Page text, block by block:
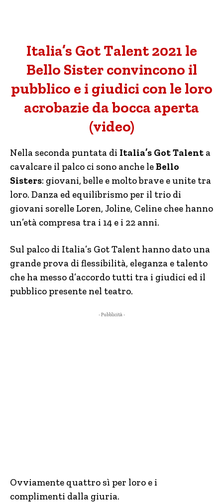
Italia’s Got Talent 2021 le
Bello Sister convincono il
pubblico e i giudici con le loro
acrobazie da bocca aperta
(video)
Nella seconda puntata di Italia’s Got Talent a
cavalcare il palco ci sono anche leBello
Sisters: giovani, belle e molto brave e unite tra
loro. Danza ed equilibrismo per il trio di
giovani sorelle Loren, Joline, Celine chee hanno
un’età compresa tra i 14 e i 22 anni.
Sul palco di Italia’s Got Talent hanno dato una
grande prova di flessibilità, eleganza e talento
che ha messo d’accordo tutti tra i giudici ed il
pubblico presente nel teatro.
- Pubblicità -
Ovviamente quattro sì per loro e i
complimenti dalla giuria.